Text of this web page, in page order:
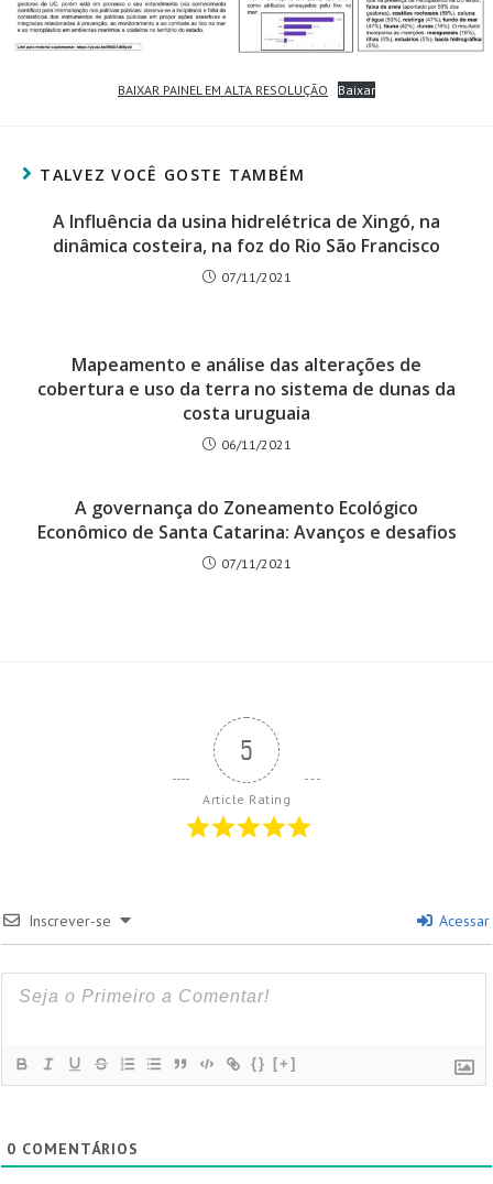
BAIXAR PAINEL EM ALTA RESOLUÇÃO Baixar
TALVEZ VOCÊ GOSTE TAMBÉM
A Influência da usina hidrelétrica de Xingó, na
dinâmica costeira, na foz do Rio São Francisco
07/11/2021
Mapeamento e análise das alterações de
cobertura e uso da terra no sistema de dunas da
costa uruguaia
06/11/2021
A governança do Zoneamento Ecológico
Econômico de Santa Catarina: Avanços e desafios
07/11/2021
5
Article Rating
Inscrever-se Acessar
{} [+]
0 COMENTÁRIOS